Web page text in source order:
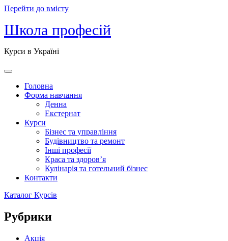
Перейти до вмісту
Школа професій
Курси в Україні
Головна
Форма навчання
Денна
Екстернат
Курси
Бізнес та управління
Будівництво та ремонт
Інші професії
Краса та здоров’я
Кулінарія та готельний бізнес
Контакти
Каталог Курсів
Рубрики
Акція